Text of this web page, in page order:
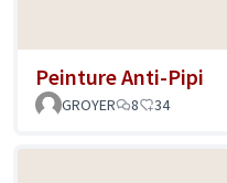
Peinture Anti-Pipi
GROYER
8 34